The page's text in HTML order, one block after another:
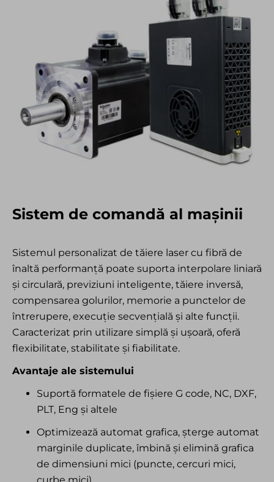
Sistem de comandă al mașinii
Sistemul personalizat de tăiere laser cu fibră de
înaltă performanță poate suporta interpolare liniară
și circulară, previziuni inteligente, tăiere inversă,
compensarea golurilor, memorie a punctelor de
întrerupere, execuție secvențială și alte funcții.
Caracterizat prin utilizare simplă și ușoară, oferă
flexibilitate, stabilitate și fiabilitate.
Avantaje ale sistemului
Suportă formatele de fișiere G code, NC, DXF,
PLT, Eng și altele
Optimizează automat grafica, șterge automat
marginile duplicate, îmbină și elimină grafica
de dimensiuni mici (puncte, cercuri mici,